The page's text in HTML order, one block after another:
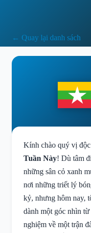
← Quay lại danh sách
Kính chào quý vị
Tuần Này! Dù tâm
những sân cỏ xanh
nơi những triết lý
kỷ, nhưng hôm nay,
dành một góc nhìn
nghiệm về một trận